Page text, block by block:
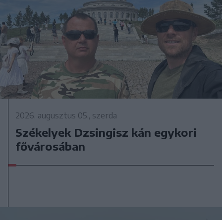
2026. augusztus 05., szerda
Székelyek Dzsingisz kán egykori
fővárosában